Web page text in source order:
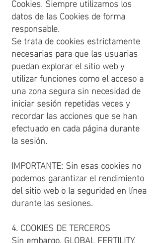
datos de las Cookies de forma
responsable.
Se trata de cookies estrictamente
necesarias para que las usuarias
puedan explorar el sitio web y
utilizar funciones como el acceso a
una zona segura sin necesidad de
iniciar sesión repetidas veces y
recordar las acciones que se han
efectuado en cada página durante
la sesión.
IMPORTANTE: Sin esas cookies no
podemos garantizar el rendimiento
del sitio web o la seguridad en línea
durante las sesiones.
4. COOKIES DE TERCEROS
Sin embargo, GLOBAL FERTILITY,